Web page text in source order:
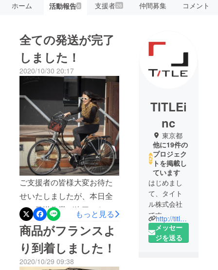
ホーム 活動報告6 支援者26 仲間募集 コメント
全ての発送が完了
しました！
2020/10/30 20:17
ご支援者の皆様大変お待た
せいたしましたが、本日全
ての発送作業が終了いたし
ました。商品に関しまして
何かございましたら、下記
お問い合わせ窓口のメール
アドレスまでご連絡くださ
もっと見る
商品がフランスよ
り到着しました！
2020/10/29 09:38
TITLEi
nc
東京都
他に19件の
プロジェク
トを掲載し
ています
はじめまし
て、タイト
ル株式会社
です。
2008年創
業、昨年よ
http://titleinc.jp
メッセー
ジを送る